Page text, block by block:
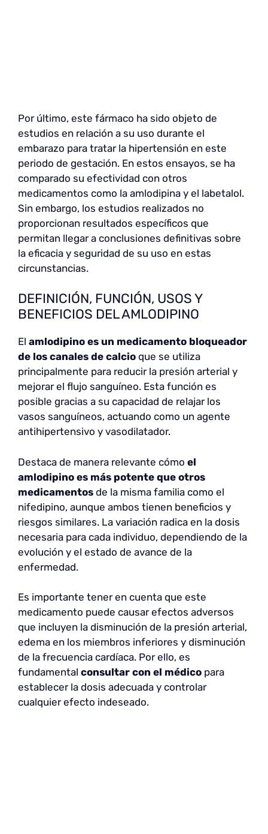
Por último, este fármaco ha sido objeto de
estudios en relación a su uso durante el
embarazo para tratar la hipertensión en este
periodo de gestación. En estos ensayos, se ha
comparado su efectividad con otros
medicamentos como la amlodipina y el labetalol.
Sin embargo, los estudios realizados no
proporcionan resultados específicos que
permitan llegar a conclusiones definitivas sobre
la eficacia y seguridad de su uso en estas
circunstancias.
DEFINICIÓN, FUNCIÓN, USOS Y
BENEFICIOS DEL AMLODIPINO
El amlodipino es un medicamento bloqueador
de los canales de calcio que se utiliza
principalmente para reducir la presión arterial y
mejorar el flujo sanguíneo. Esta función es
posible gracias a su capacidad de relajar los
vasos sanguíneos, actuando como un agente
antihipertensivo y vasodilatador.
Destaca de manera relevante cómo el
amlodipino es más potente que otros
medicamentos de la misma familia como el
nifedipino, aunque ambos tienen beneficios y
riesgos similares. La variación radica en la dosis
necesaria para cada individuo, dependiendo de la
evolución y el estado de avance de la
enfermedad.
Es importante tener en cuenta que este
medicamento puede causar efectos adversos
que incluyen la disminución de la presión arterial,
edema en los miembros inferiores y disminución
de la frecuencia cardíaca. Por ello, es
fundamental consultar con el médico para
establecer la dosis adecuada y controlar
cualquier efecto indeseado.